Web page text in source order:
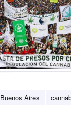
Buenos Aires